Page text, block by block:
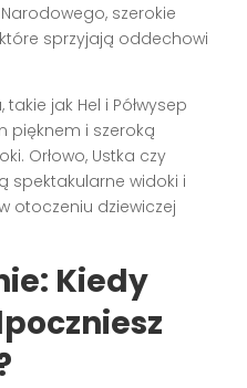
szerokie
sprzyjają oddechowi
jak Hel i Półwysep
pięknem i szeroką
Orłowo, Ustka czy
spektakularne widoki i
otoczeniu dziewiczej
Kiedy